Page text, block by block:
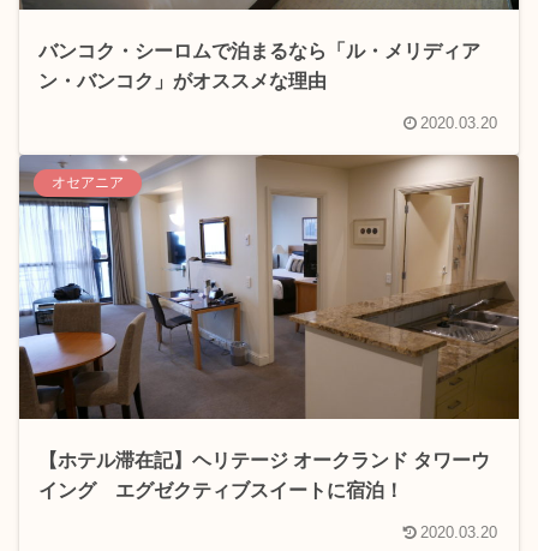
バンコク・シーロムで泊まるなら「ル・メリディア
ン・バンコク」がオススメな理由
2020.03.20
オセアニア
【ホテル滞在記】ヘリテージ オークランド タワーウ
イング エグゼクティブスイートに宿泊！
2020.03.20